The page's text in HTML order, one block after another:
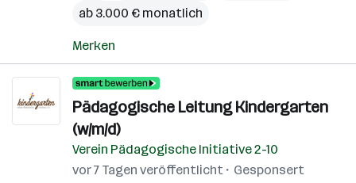
ab 3.000 € monatlich
Merken
Pädagogische Leitung Kindergarten
(w/m/d)
Verein Pädagogische Initiative 2-10
vor 7 Tagen veröffentlicht
Gesponsert